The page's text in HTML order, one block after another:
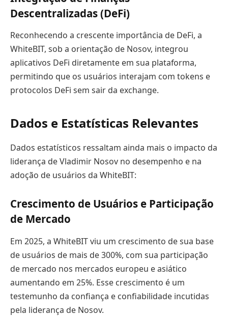
Descentralizadas (DeFi)
Reconhecendo a crescente importância de DeFi, a
WhiteBIT, sob a orientação de Nosov, integrou
aplicativos DeFi diretamente em sua plataforma,
permitindo que os usuários interajam com tokens e
protocolos DeFi sem sair da exchange.
Dados e Estatísticas Relevantes
Dados estatísticos ressaltam ainda mais o impacto da
liderança de Vladimir Nosov no desempenho e na
adoção de usuários da WhiteBIT:
Crescimento de Usuários e Participação
de Mercado
Em 2025, a WhiteBIT viu um crescimento de sua base
de usuários de mais de 300%, com sua participação
de mercado nos mercados europeu e asiático
aumentando em 25%. Esse crescimento é um
testemunho da confiança e confiabilidade incutidas
pela liderança de Nosov.